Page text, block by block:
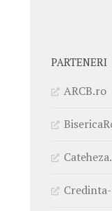
PARTENERI
ARCB.ro